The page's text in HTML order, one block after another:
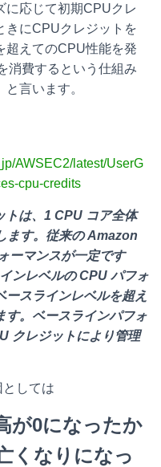
に応じて初期CPUクレ
きにCPUクレジットを
超えてのCPU性能を発
消費するという仕組み
と言います。
AWSEC2/latest/UserG
cpu-credits
トは、1 CPU コア全体
ます。従来の Amazon
ーマンスが一定です
ンレベルの CPU パフォ
ースラインレベルを超え
す。ベースラインパフォ
クレジットにより管理
しては
が0になったか
くなりになっ